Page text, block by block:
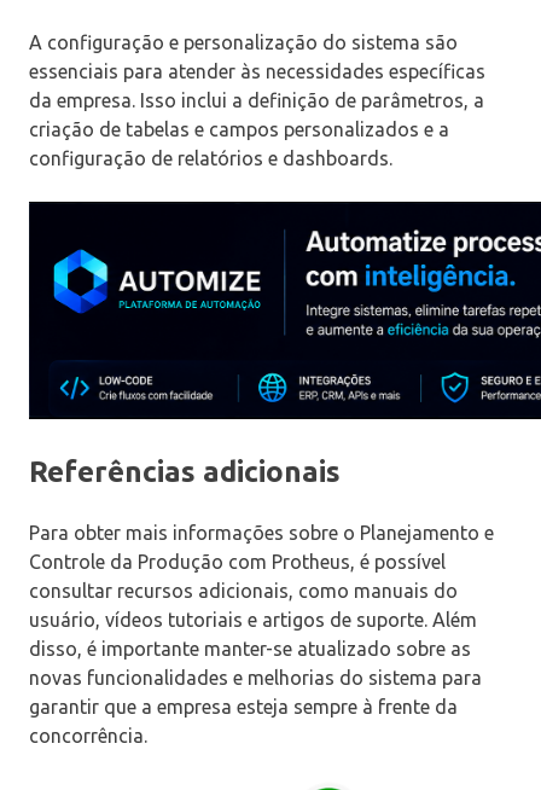
A configuração e personalização do sistema são
essenciais para atender às necessidades específicas
da empresa. Isso inclui a definição de parâmetros, a
criação de tabelas e campos personalizados e a
configuração de relatórios e dashboards.
Referências adicionais
Para obter mais informações sobre o Planejamento e
Controle da Produção com Protheus, é possível
consultar recursos adicionais, como manuais do
usuário, vídeos tutoriais e artigos de suporte. Além
disso, é importante manter-se atualizado sobre as
novas funcionalidades e melhorias do sistema para
garantir que a empresa esteja sempre à frente da
concorrência.